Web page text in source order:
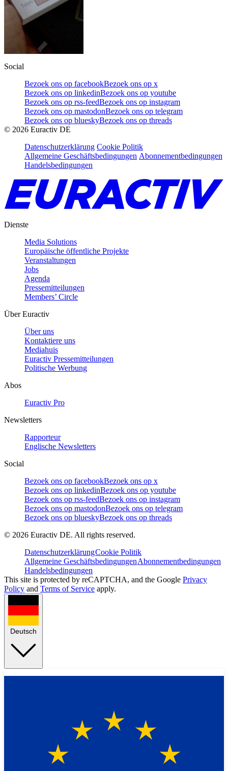
Social
Bezoek ons op facebookBezoek ons op x
Bezoek ons op linkedinBezoek ons op youtube
Bezoek ons op rss-feedBezoek ons op instagram
Bezoek ons op mastodonBezoek ons op telegram
Bezoek ons op blueskyBezoek ons op threads
© 2026 Euractiv DE
Datenschutzerklärung Cookie Politik
Allgemeine Geschäftsbedingungen Abonnementbedingungen
Handelsbedingungen
Dienste
Media Solutions
Europäische öffentliche Projekte
Veranstaltungen
Jobs
Agenda
Pressemitteilungen
Members’ Circle
Über Euractiv
Über uns
Kontaktiere uns
Mediahuis
Euractiv Pressemitteilungen
Politische Werbung
Abos
Euractiv Pro
Newsletters
Rapporteur
Englische Newsletters
Social
Bezoek ons op facebookBezoek ons op x
Bezoek ons op linkedinBezoek ons op youtube
Bezoek ons op rss-feedBezoek ons op instagram
Bezoek ons op mastodonBezoek ons op telegram
Bezoek ons op blueskyBezoek ons op threads
© 2026 Euractiv DE. All rights reserved.
DatenschutzerklärungCookie Politik
Allgemeine GeschäftsbedingungenAbonnementbedingungen
Handelsbedingungen
This site is protected by reCAPTCHA, and the Google Privacy
Policy and Terms of Service apply.
Deutsch